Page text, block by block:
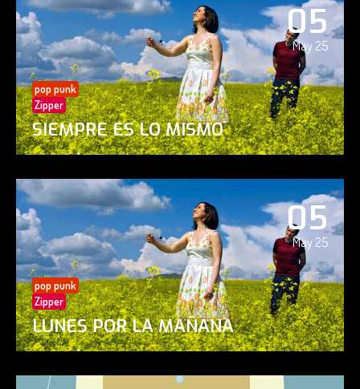
05
May 25
pop punk
Zipper
SIEMPRE ES LO MISMO
05
May 25
pop punk
Zipper
LUNES POR LA MAÑANA